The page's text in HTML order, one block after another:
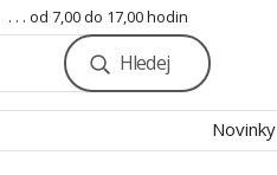
. . . od 7,00 do 17,00 hodin
Hledej
Novinky